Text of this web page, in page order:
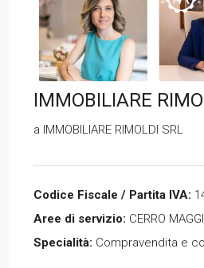
IMMOBILIARE
a IMMOBILIARE RIMOLDI SRL
Codice Fiscale / Partita IVA:
Aree di servizio: CERRO
Specialità: Compravendita e